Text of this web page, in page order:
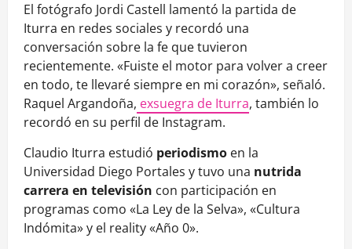
El fotógrafo Jordi Castell lamentó la partida de
Iturra en redes sociales y recordó una
conversación sobre la fe que tuvieron
recientemente. «Fuiste el motor para volver a creer
en todo, te llevaré siempre en mi corazón», señaló.
Raquel Argandoña, exsuegra de Iturra, también lo
recordó en su perfil de Instagram.
Claudio Iturra estudió periodismo en la
Universidad Diego Portales y tuvo una nutrida
carrera en televisión con participación en
programas como «La Ley de la Selva», «Cultura
Indómita» y el reality «Año 0».